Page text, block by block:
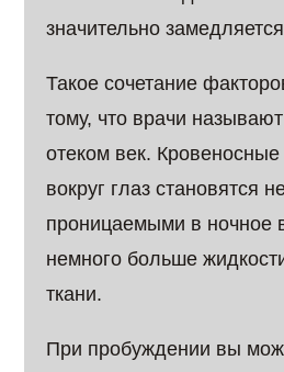
значительно
Такое сочетание
тому, что врачи
отеком век.
вокруг глаз становятся
проницаемыми в ночное
немного больше
ткани.
При пробуждении вы